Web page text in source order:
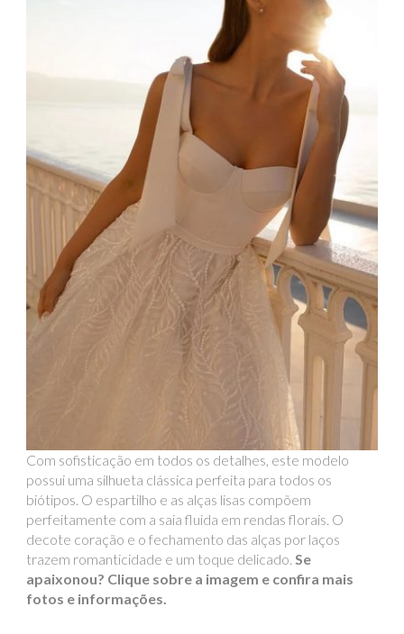
Com sofisticação em todos os detalhes, este modelo
possui uma silhueta clássica perfeita para todos os
biótipos. O espartilho e as alças lisas compõem
perfeitamente com a saia fluida em rendas florais. O
decote coração e o fechamento das alças por laços
trazem romanticidade e um toque delicado. Se
apaixonou? Clique sobre a imagem e confira mais
fotos e informações.